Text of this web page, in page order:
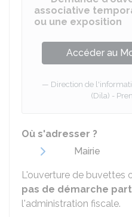
associative
ou une exposition
Accéder au
Direction de
(Dila) -
Où s'adresser ?
Mairie
L'ouverture de buvettes
pas de démarche
l'administration fiscale.